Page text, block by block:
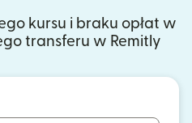
kursu i braku opłat w
transferu w Remitly